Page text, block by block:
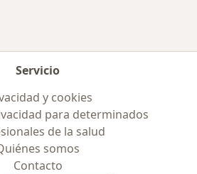
Servicio
y cookies
para determinados
de la salud
somos
Contacto